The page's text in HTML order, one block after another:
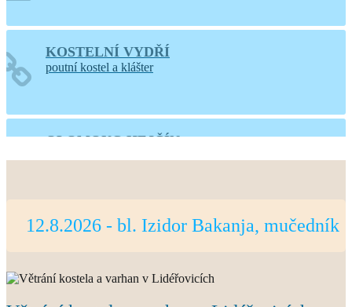
KOSTELNÍ VYDŘÍ
poutní kostel a klášter
OLOMOUC-HEJČÍN
PRAHA-LIBOC
12.8.2026 - bl. Izidor Bakanja, mučedník